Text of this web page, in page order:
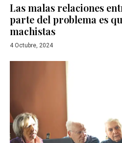
Las malas relaciones
parte del problema es
machistas
4 Octubre, 2024